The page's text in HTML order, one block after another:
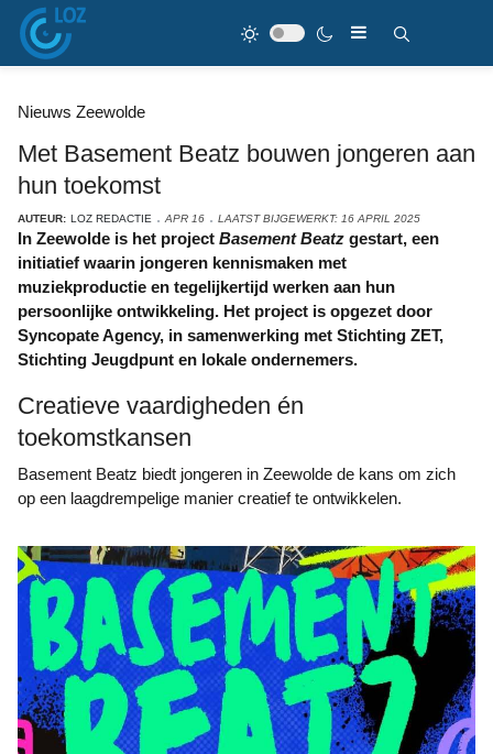
Nieuws Zeewolde
Met Basement Beatz bouwen jongeren aan
hun toekomst
AUTEUR: LOZ REDACTIE APR 16 LAATST BIJGEWERKT: 16 APRIL 2025
In Zeewolde is het project Basement Beatz gestart, een
initiatief waarin jongeren kennismaken met
muziekproductie en tegelijkertijd werken aan hun
persoonlijke ontwikkeling. Het project is opgezet door
Syncopate Agency, in samenwerking met Stichting ZET,
Stichting Jeugdpunt en lokale ondernemers.
Creatieve vaardigheden én
toekomstkansen
Basement Beatz biedt jongeren in Zeewolde de kans om zich
op een laagdrempelige manier creatief te ontwikkelen.